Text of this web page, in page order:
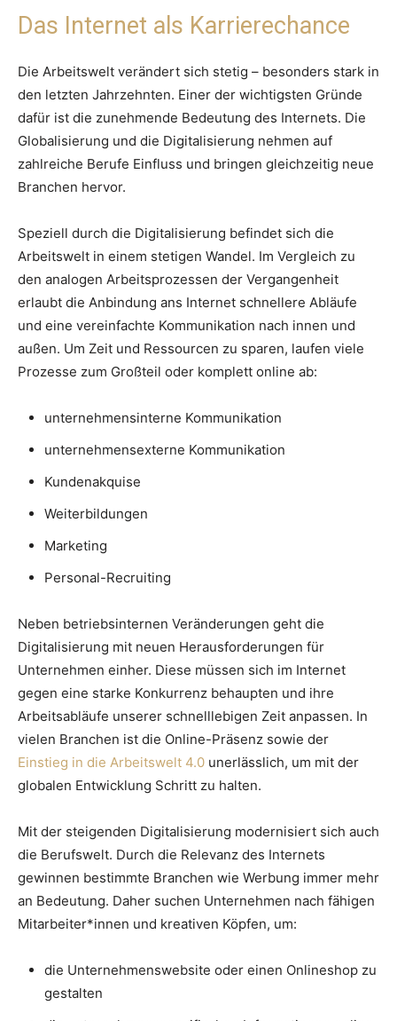
Das Internet als Karrierechance
Die Arbeitswelt verändert sich stetig – besonders stark in
den letzten Jahrzehnten. Einer der wichtigsten Gründe
dafür ist die zunehmende Bedeutung des Internets. Die
Globalisierung und die Digitalisierung nehmen auf
zahlreiche Berufe Einfluss und bringen gleichzeitig neue
Branchen hervor.
Speziell durch die Digitalisierung befindet sich die
Arbeitswelt in einem stetigen Wandel. Im Vergleich zu
den analogen Arbeitsprozessen der Vergangenheit
erlaubt die Anbindung ans Internet schnellere Abläufe
und eine vereinfachte Kommunikation nach innen und
außen. Um Zeit und Ressourcen zu sparen, laufen viele
Prozesse zum Großteil oder komplett online ab:
unternehmensinterne Kommunikation
unternehmensexterne Kommunikation
Kundenakquise
Weiterbildungen
Marketing
Personal-Recruiting
Neben betriebsinternen Veränderungen geht die
Digitalisierung mit neuen Herausforderungen für
Unternehmen einher. Diese müssen sich im Internet
gegen eine starke Konkurrenz behaupten und ihre
Arbeitsabläufe unserer schnelllebigen Zeit anpassen. In
vielen Branchen ist die Online-Präsenz sowie der
Einstieg in die Arbeitswelt 4.0 unerlässlich, um mit der
globalen Entwicklung Schritt zu halten.
Mit der steigenden Digitalisierung modernisiert sich auch
die Berufswelt. Durch die Relevanz des Internets
gewinnen bestimmte Branchen wie Werbung immer mehr
an Bedeutung. Daher suchen Unternehmen nach fähigen
Mitarbeiter*innen und kreativen Köpfen, um:
die Unternehmenswebsite oder einen Onlineshop zu
gestalten